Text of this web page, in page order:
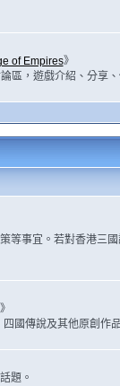
of Empires》
區，遊戲介紹、分享
等事宜。若對香港三
》
國傳說及其他原創作
題。